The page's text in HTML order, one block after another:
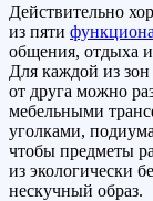
Действительно
из пяти
общения, отдыха
Для каждой из зон
от друга можно
мебельными
уголками,
чтобы предметы
из экологически
нескучный образ.